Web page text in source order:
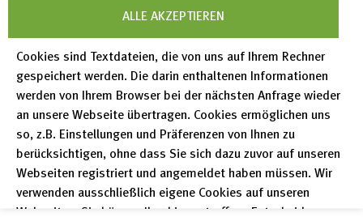
ALLE AKZEPTIEREN
Cookies sind Textdateien, die von uns auf Ihrem Rechner
gespeichert werden. Die darin enthaltenen Informationen
werden von Ihrem Browser bei der nächsten Anfrage wieder
an unsere Webseite übertragen. Cookies ermöglichen uns
so, z.B. Einstellungen und Präferenzen von Ihnen zu
berücksichtigen, ohne dass Sie sich dazu zuvor auf unseren
Webseiten registriert und angemeldet haben müssen. Wir
verwenden ausschließlich eigene Cookies auf unseren
Webseiten. Sie können Ihre hier getroffene Entscheidung
werden. Egal, für welche Variante Sie sich
entscheiden - RADARCloudoder RADAR Local: Die
Nutzung als Forschungsdaten repositorysetzt
jeweils einen abgeschlossenen Vertrag mit FIZ
Karlsruhe voraus. Wir unterstützen Sie gerne dabei,
die für Sie passende RADAR-Lösung zu finden!
NACHRICHTEN